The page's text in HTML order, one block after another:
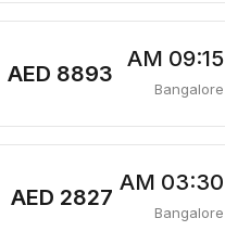
09:15 AM
Bangalore
AED 8893
03:30 AM
Bangalore
AED 2827